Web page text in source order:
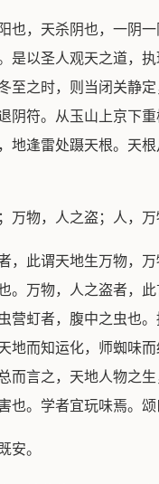
也，天杀阴也，一阴
是以圣人观天之道，
至之时，则当闭关静
阴符。从玉山上京下
地逢雷处蹑天根。天
万物，人之盗；人，万
，此谓天地生万物，
。万物，人之盗者，
营虰者，腹中之虫也
地而知运化，师蜘味
而言之，天地人物之
也。学者宜玩味焉。
安。